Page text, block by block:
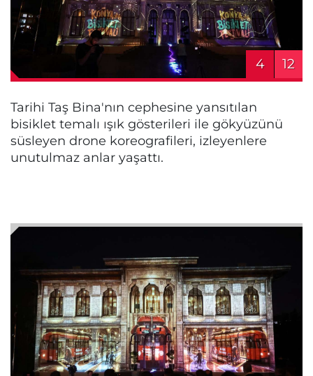
4 12
Tarihi Taş Bina'nın cephesine yansıtılan
bisiklet temalı ışık gösterileri ile gökyüzünü
süsleyen drone koreografileri, izleyenlere
unutulmaz anlar yaşattı.